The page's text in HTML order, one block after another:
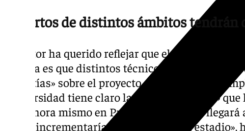
Expertos de distintos ámbitos tendrán
El rector ha querido reflejar que el objetivo
Málaga es que distintos técnicos se reúnan
garantías» sobre el proyecto. A pesar de las
Universidad tiene claro la «gran visibilidad» que
está ahora mismo en Primera División, y
lo que incrementaría la dimensión del estadio»,